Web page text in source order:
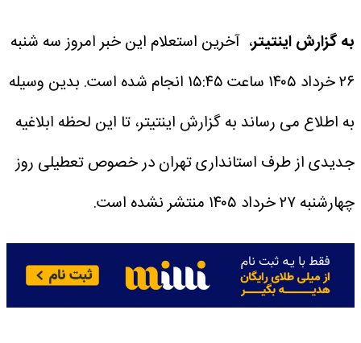
به گزارش اینتیتر، آخرین استعلام این خبر امروز سه شنبه
۲۶ خرداد ۱۴۰۵ ساعت ۱۵:۴۵ انجام شده است.
بدین وسیله
به اطلاع می رساند به گزارش اینتیتر، تا این لحظه ابلاغیه
جدیدی از طرف استانداری تهران در خصوص تعطیلی روز
چهارشنبه ۲۷ خرداد ۱۴۰۵ منتشر نشده است.